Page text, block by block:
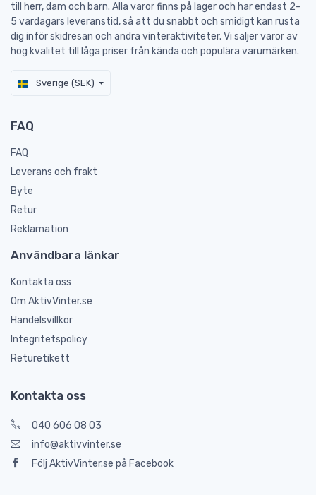
till herr, dam och barn. Alla varor finns på lager och har endast 2-
5 vardagars leveranstid, så att du snabbt och smidigt kan rusta
dig inför skidresan och andra vinteraktiviteter. Vi säljer varor av
hög kvalitet till låga priser från kända och populära varumärken.
Sverige (SEK)
FAQ
FAQ
Leverans och frakt
Byte
Retur
Reklamation
Användbara länkar
Kontakta oss
Om AktivVinter.se
Handelsvillkor
Integritetspolicy
Returetikett
Kontakta oss
040 606 08 03
info@aktivvinter.se
Följ AktivVinter.se på Facebook